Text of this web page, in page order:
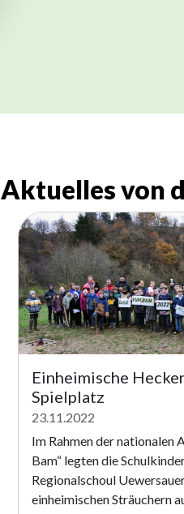
Aktuelles von
Einheimische
Spielplatz
23.11.2022
Im Rahmen der nationalen
Bam“ legten die
Regionalschoul
einheimischen Sträuchern